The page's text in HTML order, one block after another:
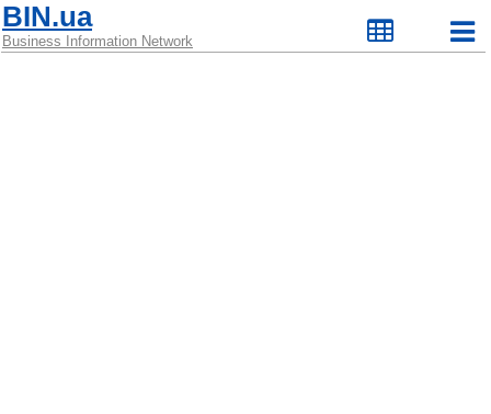
BIN.ua
Business Information Network